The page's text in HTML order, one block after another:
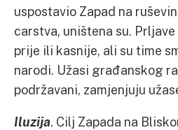
uspostavio Zapad na
carstva, uništena su.
prije ili kasnije, ali su time
narodi. Užasi građanskog
podržavani, zamjenjuju
Iluzija. Cilj Zapada na